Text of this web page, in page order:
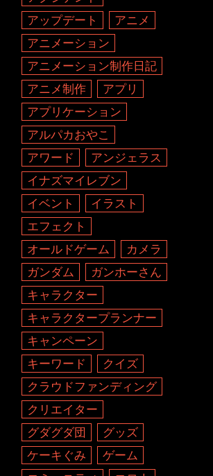
アップデート
アニメ
アニメーション
アニメーション制作日記
アニメ制作
アプリ
アプリケーション
アルパカおやこ
アワード
アンジェラス
イナズマイレブン
イベント
イラスト
エフェクト
オールドゲーム
カメラ
ガンダム
ガンホーさん
キャラクター
キャラクタープランナー
キャンペーン
キーワード
クイズ
クラウドファンディング
クリエイター
グダグダ団
グッズ
ケーキぐみ
ゲーム